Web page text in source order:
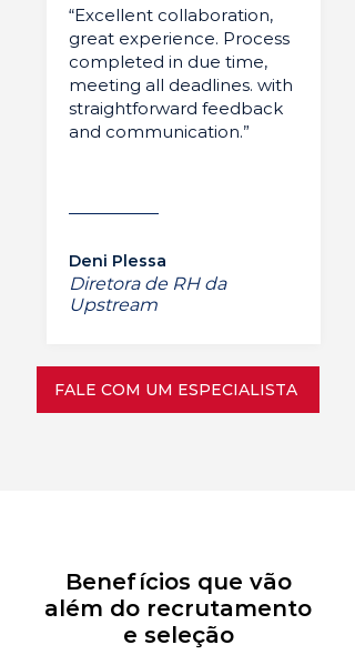
“Excellent collaboration,
great experience. Process
completed in due time,
meeting all deadlines. with
straightforward feedback
and communication.”
Deni Plessa
Diretora de RH da
Upstream
FALE COM UM ESPECIALISTA
Benefícios que vão
além do recrutamento
e seleção